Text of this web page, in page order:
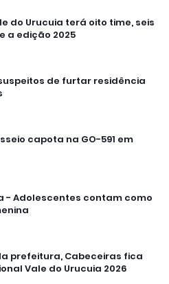
do Urucuia terá oito time, seis
a edição 2025
de furtar residência
capota na GO-591 em
- Adolescentes contam como
prefeitura, Cabeceiras fica
Vale do Urucuia 2026